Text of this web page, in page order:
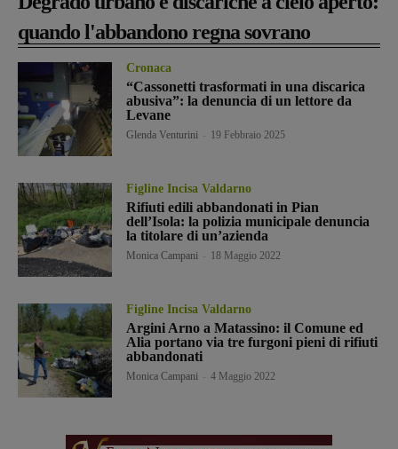
quando l'abbandono regna sovrano
Cronaca
“Cassonetti trasformati in una discarica
abusiva”: la denuncia di un lettore da
Levane
Glenda Venturini 19 Febbraio 2025
Figline Incisa Valdarno
Rifiuti edili abbandonati in Pian
dell’Isola: la polizia municipale denuncia
la titolare di un’azienda
Monica Campani 18 Maggio 2022
Figline Incisa Valdarno
Argini Arno a Matassino: il Comune ed
Alia portano via tre furgoni pieni di rifiuti
abbandonati
Monica Campani 4 Maggio 2022